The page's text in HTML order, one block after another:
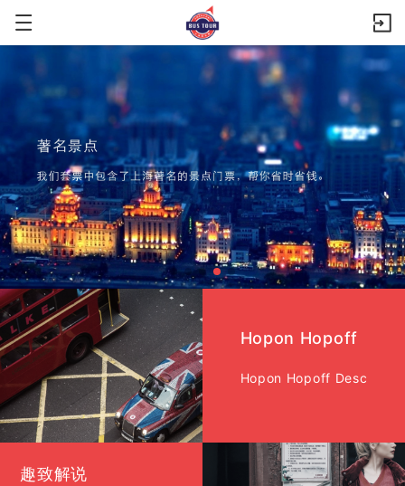
Hopon Hopoff
Hopon Hopoff Desc
趣致解说